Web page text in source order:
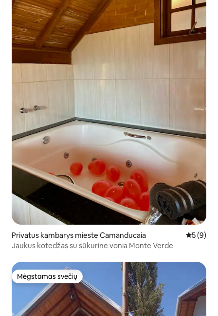
Privatus kambarys mieste Camanducaia Vidutinis
5 (9)
Jaukus kotedžas su sūkurine vonia Monte Verde
Mėgstamas svečių
Mėgstamas svečių